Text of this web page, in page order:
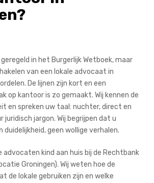
in het Burgerlijk Wetboek, maar
van een lokale advocaat in
De lijnen zijn kort en een
op kantoor is zo gemaakt. Wij kennen de
en spreken uw taal: nuchter, direct en
juridisch jargon. Wij begrijpen dat u
geen wollige verhalen.
advocaten kind aan huis bij de Rechtbank
Groningen). Wij weten hoe de
de lokale gebruiken zijn en welke